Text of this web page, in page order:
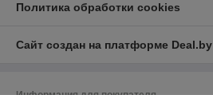
Политика обработки cookies
Сайт создан на платформе Deal.by